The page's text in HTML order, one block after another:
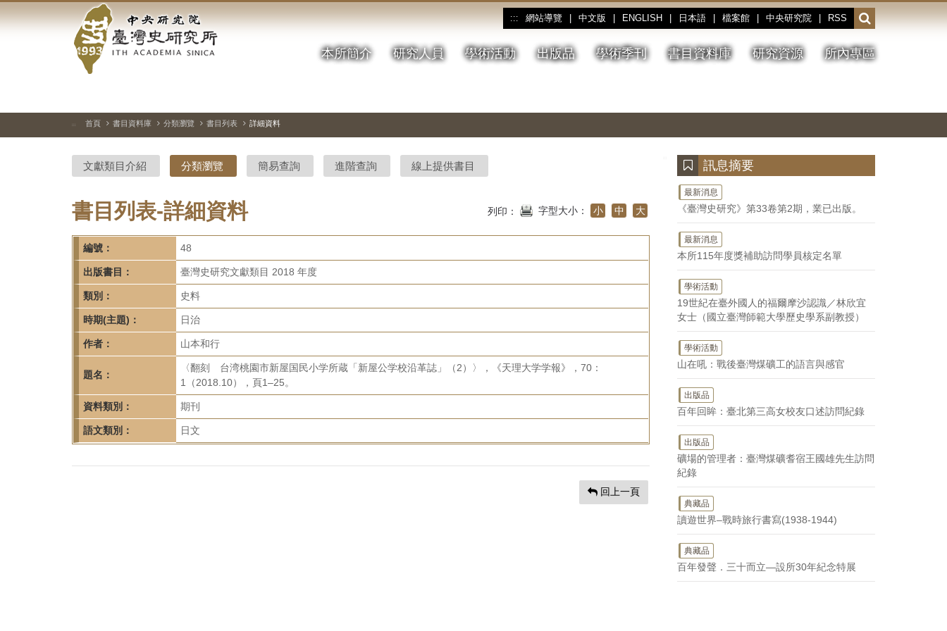
到
中
央
研
院-
臺
灣
史
研
究
所-
首
頁
::: 網站導覽 中文版 ENGLISH 日本語 檔案館 中央研究院 RSS
開
啟
或
收
本所簡介 研究人員 學術活動 出版品 學術季刊 書目資料庫 研究資源 所內專區
停、
圖
圖
結
::: 首頁 書目資料庫 分類瀏覽 書目列表 詳細資料
文獻類目介紹 分類瀏覽 簡易查詢 進階查詢 線上提供書目
書目列表-詳細資料 列印： 字型大小： 小 中 大
編號： 48
出版書目： 臺灣史研究文獻類目 2018 年度
類別： 史料
時期(主題)： 日治
作者： 山本和行
題名：
〈翻刻 台湾桃園市新屋国民小学所蔵「新屋公学校沿革誌」（2）〉，《天理大学学報》，70：
1（2018.10），頁1–25。
資料類別： 期刊
語文類別： 日文
回上一頁
訊息摘要
最新消息
《臺灣史研究》第33卷第2期，業已出版。
最新消息
本所115年度獎補助訪問學員核定名單
學術活動
19世紀在臺外國人的福爾摩沙認識／林欣宜
女士（國立臺灣師範大學歷史學系副教授）
學術活動
山在吼：戰後臺灣煤礦工的語言與感官
出版品
百年回眸：臺北第三高女校友口述訪問紀錄
出版品
礦場的管理者：臺灣煤礦耆宿王國雄先生訪問
紀錄
典藏品
讀遊世界–戰時旅行書寫(1938-1944)
典藏品
百年發聲．三十而立—設所30年紀念特展